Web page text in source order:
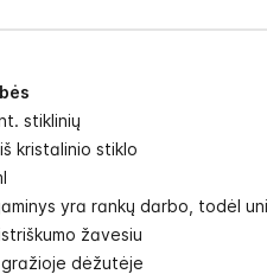
stiklinių
kristalinio stiklo
yra rankų darbo, todėl
žavesiu
dėžutėje